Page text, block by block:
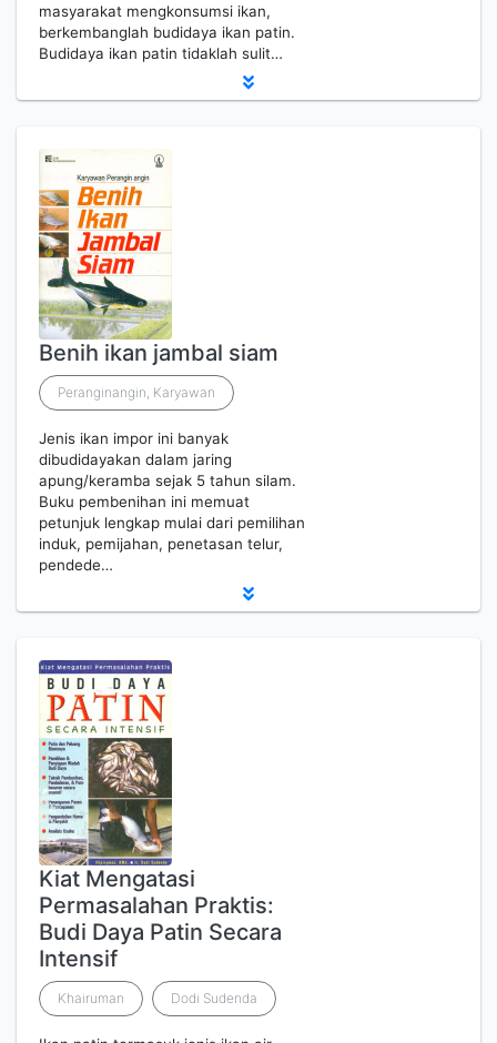
masyarakat mengkonsumsi ikan,
berkembanglah budidaya ikan patin.
Budidaya ikan patin tidaklah sulit…
Benih ikan jambal siam
Peranginangin, Karyawan
Jenis ikan impor ini banyak
dibudidayakan dalam jaring
apung/keramba sejak 5 tahun silam.
Buku pembenihan ini memuat
petunjuk lengkap mulai dari pemilihan
induk, pemijahan, penetasan telur,
pendede…
Kiat Mengatasi
Permasalahan Praktis:
Budi Daya Patin Secara
Intensif
Khairuman Dodi Sudenda